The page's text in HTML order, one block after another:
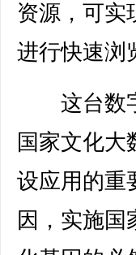
资源，可实
进行快速浏
这台数字
国家文化大
设应用的重
因，实施国